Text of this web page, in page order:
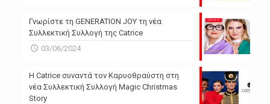
Γνωρίστε τη GENERATION JOY τη νέα
Συλλεκτική Συλλογή της Catrice
03/06/2024
Η Catrice συναντά τον Καρυοθραύστη στη
νέα Συλλεκτική Συλλογή Magic Christmas
Story